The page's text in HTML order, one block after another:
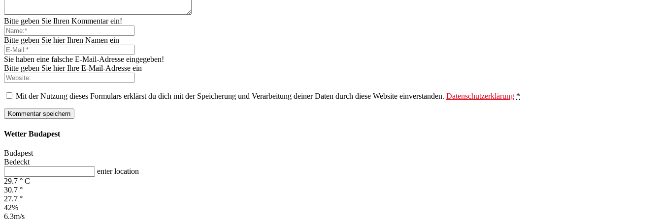
Bitte geben Sie Ihren Kommentar ein!
Bitte geben Sie hier Ihren Namen ein
Sie haben eine falsche E-Mail-Adresse eingegeben!
Bitte geben Sie hier Ihre E-Mail-Adresse ein
Mit der Nutzung dieses Formulars erklärst du dich mit der Speicherung und Verarbeitung deiner Daten durch diese Website einverstanden. Datenschutzerklärung *
Wetter Budapest
Budapest
Bedeckt
enter location
29.7 ° C
30.7 °
27.7 °
42%
6.3m/s